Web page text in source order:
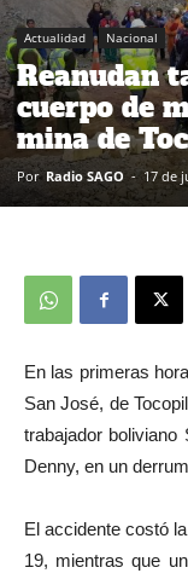
Actualidad Nacional
Reanudan
cuerpo de
mina de
Por Radio SAGO - 17 de
En las primeras
San José, de
trabajador boliviano
Denny, en un
El accidente costó
19, mientras que